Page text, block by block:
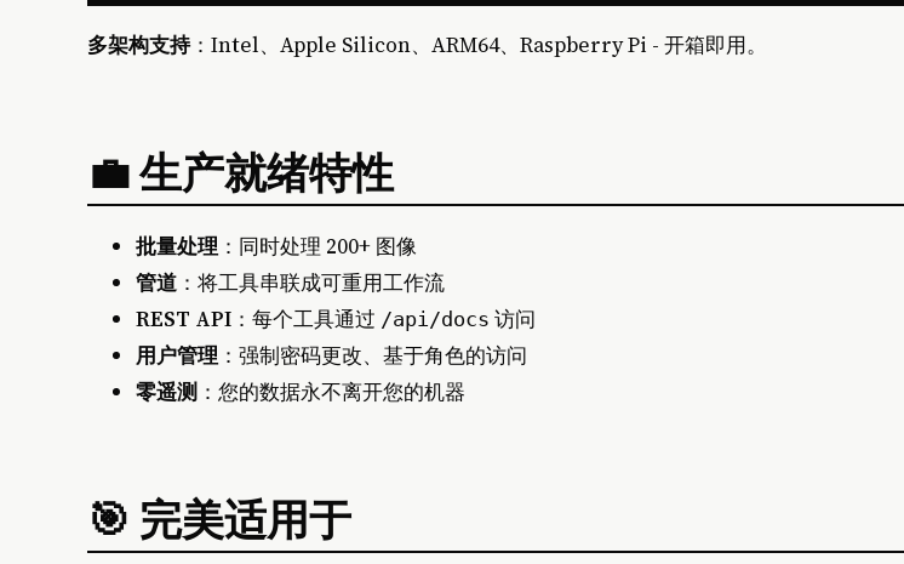
多架构支持：Intel、Apple Silicon、ARM64、Raspberry Pi - 开箱即用。
💼 生产就绪特性
批量处理：同时处理 200+ 图像
管道 ：将工具串联成可重用工作流
REST API ：每个工具通过 /api/docs 访问
用户管理：强制密码更改、基于角色的访问
零遥测 ：您的数据永不离开您的机器
🎯 完美适用于